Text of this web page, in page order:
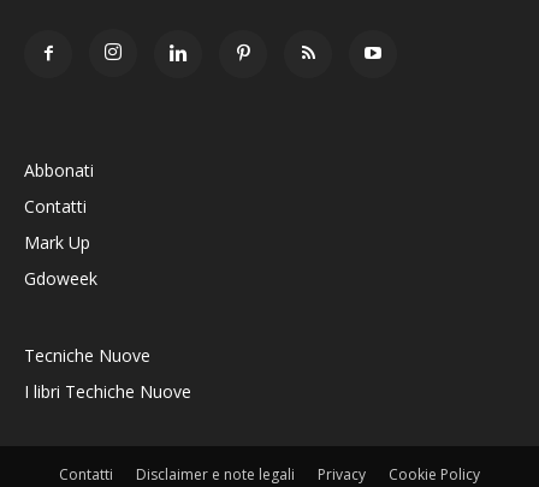
Abbonati
Contatti
Mark Up
Gdoweek
Tecniche Nuove
I libri Techiche Nuove
Contatti Disclaimer e note legali Privacy Cookie Policy